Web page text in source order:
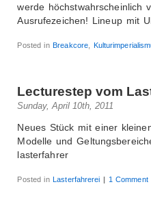
werde höchstwahrscheinlich
Ausrufezeichen! Lineup mit
Posted inBreakcore
Lecturestep vom
Sunday, April 10th, 2011
Neues Stück mit einer
Modelle und
lasterfahrer
Posted inLasterfahrerei | 1 Comment